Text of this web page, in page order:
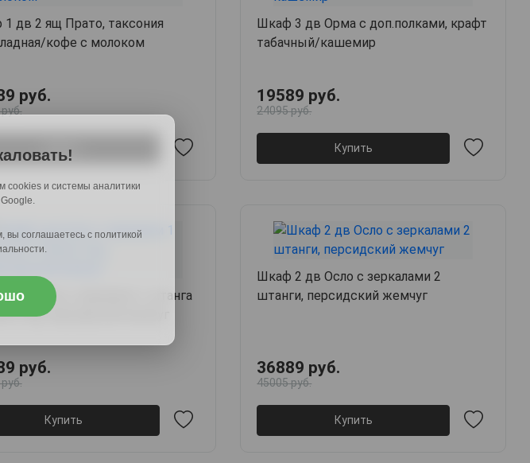
дв 2 ящ Прато, таксония
кофе с молоком
руб.
Купить
Шкаф 3 дв Орма с доп.полками, крафт
табачный/кашемир
19589 руб.
24095 руб.
Купить
дв Осло с зеркалом 1 штанга
2 ящ, персидский жемчуг
руб.
Купить
Шкаф 2 дв Осло с зеркалами 2
штанги, персидский жемчуг
36889 руб.
45005 руб.
Купить
cookies и системы аналитики
вы соглашаетесь с политикой